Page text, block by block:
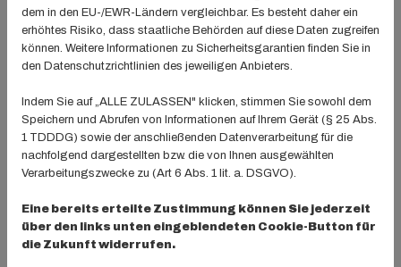
Neu seit 8.3.2019 ist das Angebot namens "Re-
Der Begriff setzt sich aus Repeat und Line Dancing
zusammen. Er stellt für die Personen ein Angebot dar, die -
aus welchen Gründen auch immer - nicht regelmäßig die
"normalen" Trainingsstunden wahrnehmen können und somit
eine Chance haben, Fehlendes aufzuarbeiten. Ergänzend
können in dieser Stunde auch Vorbereitungen für besondere
Anlässe (z.B. Auftritt bei der MEILE DES SPORTS)
dem in den EU-/EWR-Ländern vergleichbar. Es besteht daher ein
erhöhtes Risiko, dass staatliche Behörden auf diese Daten zugreifen
können. Weitere Informationen zu Sicherheitsgarantien finden Sie in
den Datenschutzrichtlinien des jeweiligen Anbieters.
Indem Sie auf „ALLE ZULASSEN" klicken, stimmen Sie sowohl dem
Speichern und Abrufen von Informationen auf Ihrem Gerät (§ 25 Abs.
1 TDDDG) sowie der anschließenden Datenverarbeitung für die
nachfolgend dargestellten bzw. die von Ihnen ausgewählten
Verarbeitungszwecke zu (Art 6 Abs. 1 lit. a. DSGVO).
Eine bereits erteilte Zustimmung können Sie jederzeit
über den links unten eingeblendeten Cookie-Button für
die Zukunft widerrufen.